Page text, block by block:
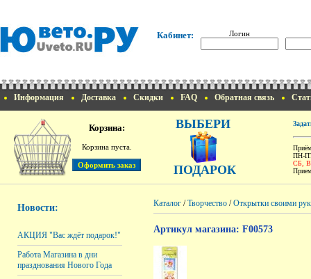
Кабинет: Логин
Информация Доставка Скидки FAQ Обратная связь
Корзина:
Корзина пуста.
ВЫБЕРИ
ПОДАРОК
ПН-
СБ,
Новости:
АКЦИЯ "Вас ждёт подарок!"
Работа Магазина в дни
празднования Нового Года
Каталог /Творчество /Открытки своими
Артикул магазина: F00573